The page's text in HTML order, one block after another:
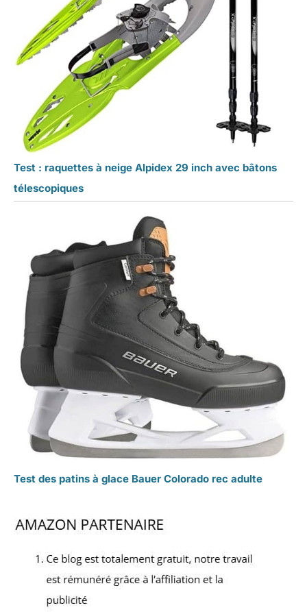
Test : raquettes à neige Alpidex 29 inch avec bâtons
télescopiques
Test des patins à glace Bauer Colorado rec adulte